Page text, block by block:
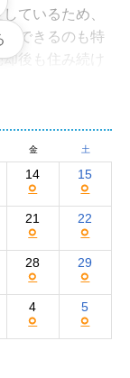
金 土
14
○
15
○
21
○
22
○
28
○
29
○
4
○
5
○
ているため、
できるのも特
後も住み続け
を活用。Instag
ます。物件情
を立体的に描
を掻き立てる
す。